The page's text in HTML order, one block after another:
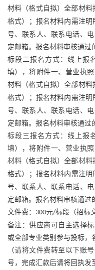
材料（格式自拟）全部材料
格式）；报名材料内需注明
号、联系人、联系电话、
定邮箱。报名材料审核通过
标段二报名方式：线上报
填），将附件一、营业执
材料（格式自拟）全部材料
格式）；报名材料内需注明
号、联系人、联系电话、
定邮箱。报名材料审核通过
标段三报名方式：线上报
填），将附件一、营业执
材料（格式自拟）全部材料
格式）；报名材料内需注明
号、联系人、联系电话、
定邮箱。报名材料审核通过
文件费： 300元/标段（招标
备注：供应商可自主选择
或全部专业类别参与投标，
（请将文件费转至以下账
号，完成汇款后请将回执发